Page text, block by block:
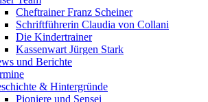
Cheftrainer Franz Scheiner
Schriftführerin Claudia von Collani
Die Kindertrainer
Kassenwart Jürgen Stark
und Berichte
& Hintergründe
Pioniere und Sensei